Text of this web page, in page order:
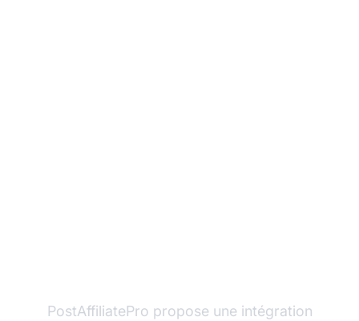
PostAffiliatePro propose une intégration